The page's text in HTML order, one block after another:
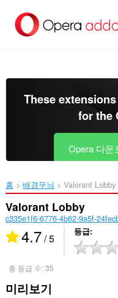
건
These
for the
Opera 다운
홈 배경무늬 Valorant Lobby‎
Valorant Lobby
c335e1f6-6776-4b62-9a5f-
4.7/ 5 등급
총 등급 수:35
미리보기